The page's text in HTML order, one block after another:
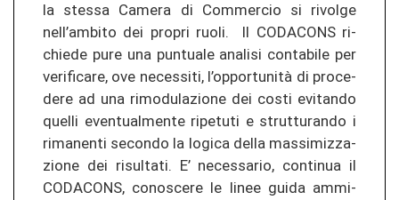
la st­es­sa Ca­me­ra di Com­mer­cio si ri­vol­ge
nell’amb­ito dei pro­pri ruoli. Il CO­DA­CONS ri­
chie­de pure una pun­tua­le ana­li­si con­ta­bi­le per
ve­ri­fi­ca­re, ove ne­ces­si­ti, l’opportunità di pro­ce­
de­re ad una ri­mo­du­la­zio­ne dei costi evi­tan­do
quel­li even­tual­men­te ri­pe­tu­ti e strut­tu­ran­do i
ri­ma­nen­ti se­con­do la lo­gi­ca della mas­si­mi­z­za­
zio­ne dei ri­sul­ta­ti. E’ ne­ces­sa­rio, con­ti­nua il
CO­DA­CONS, co­nos­ce­re le linee guida am­mi­